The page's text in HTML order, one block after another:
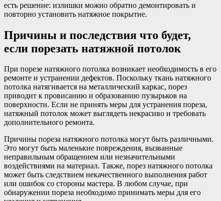
есть решение: излишки можно обратно демонтировать и
повторно установить натяжное покрытие.
Причины и последствия что будет,
если порезать натяжной потолок
При порезе натяжного потолка возникает необходимость в его
ремонте и устранении дефектов. Поскольку ткань натяжного
потолка натягивается на металлический каркас, порез
приводит к провисанию и образованию пузырьков на
поверхности. Если не принять меры для устранения пореза,
натяжный потолок может выглядеть некрасиво и требовать
дополнительного ремонта.
Причины пореза натяжного потолка могут быть различными.
Это могут быть маленькие повреждения, вызванные
неправильным обращением или незначительными
воздействиями на материал. Также, порез натяжного потолка
может быть следствием некачественного выполнения работ
или ошибок со стороны мастера. В любом случае, при
обнаружении пореза необходимо принимать меры для его